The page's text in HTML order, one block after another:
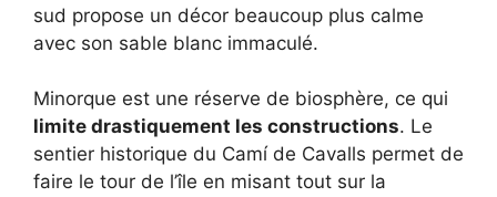
sud propose un décor beaucoup plus calme
avec son sable blanc immaculé.
Minorque est une réserve de biosphère, ce qui
limite drastiquement les constructions. Le
sentier historique du Camí de Cavalls permet de
faire le tour de l’île en misant tout sur la